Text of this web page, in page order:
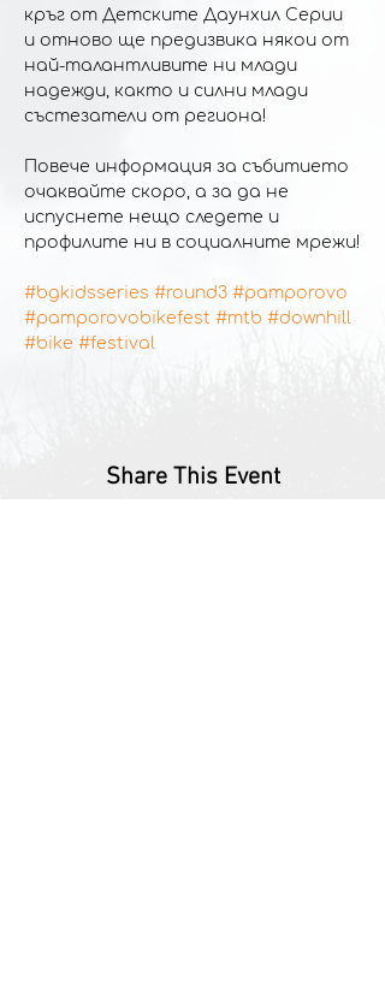
кръг от Детските Даунхил Серии
и отново ще предизвика някои от
най-талантливите ни млади
надежди, както и силни млади
състезатели от региона!
Повече информация за събитието
очаквайте скоро, а за да не
испуснете нещо следете и
профилите ни в социалните мрежи!
#bgkidsseries #round3 #pamporovo
#pamporovobikefest #mtb #downhill
#bike #festival
Share This Event